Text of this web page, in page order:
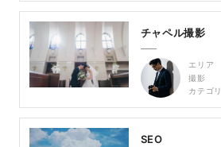
チャペル撮影
エリア
撮影
カテゴリ
SEO